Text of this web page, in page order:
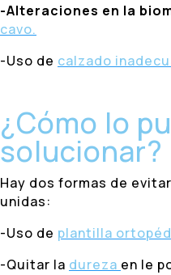
-Alteraciones en la
cavo.
-Uso de calzado
¿Cómo lo
solucionar?
Hay dos formas de
unidas:
-Uso de plantilla
-Quitar la dureza en le